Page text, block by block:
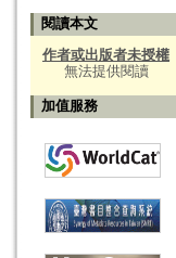
閱讀本文
作者或出版者未授權
無法提供閱讀
加值服務